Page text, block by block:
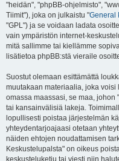
"heidän", "phpBB-ohjelmisto",
Tiimit"), joka on julkaistu "General
"GPL") ja se voidaan ladata
vain ympäristön internet-
mitä sallimme tai kiellämme
lisätietoa phpBB:stä vieraile
Suostut olemaan esittämättä
muutakaan materiaalia, joka
omassa maassasi, se maa,
tai kansainvälisiä lakeja.
lopullisesti poistaa järjestelmän
yhteydentarjoajaasi otetaan
näiden ehtojen noudattamisen
Keskustelupalsta" on oikeus
keskusteluketju tai viesti niin